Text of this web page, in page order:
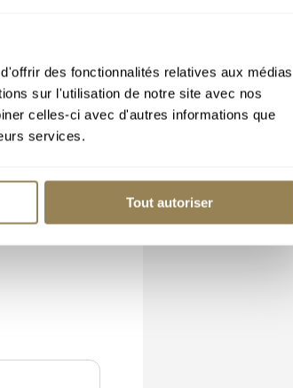
des fonctionnalités relatives aux médias
sur l'utilisation de notre site avec nos
celles-ci avec d'autres informations que
services.
Tout autoriser